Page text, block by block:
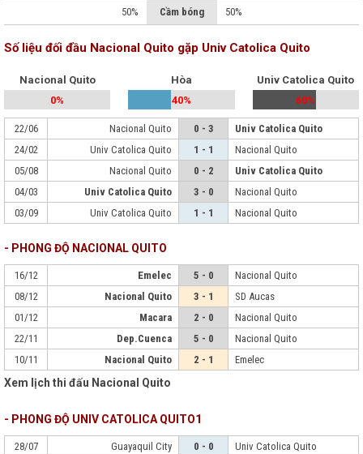
50% Cầm bóng 50%
Số liệu đối đầu Nacional Quito gặp Univ Catolica Quito
Nacional Quito
0%
Hòa
40%
Univ Catolica Quito
60%
22/06 Nacional Quito 0 - 3
Univ Catolica Quito
24/02
Univ Catolica Quito 1 - 1
Nacional Quito
05/08
Nacional Quito 0 - 2
Univ Catolica Quito
04/03
Univ Catolica Quito 3 - 0
Nacional Quito
03/09
Univ Catolica Quito 1 - 1 Nacional Quito
- PHONG ĐỘ NACIONAL QUITO
16/12 Emelec 5 - 0
Nacional Quito
08/12
Nacional Quito 3 - 1
SD Aucas
01/12
Macara 2 - 0
Nacional Quito
22/11
Dep.Cuenca 5 - 0
Nacional Quito
10/11
Nacional Quito 2 - 1 Emelec
Xem lịch thi đấu Nacional Quito
- PHONG ĐỘ UNIV CATOLICA QUITO1
28/07 Guayaquil City 0 - 0
Univ Catolica Quito